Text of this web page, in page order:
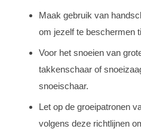
Maak gebruik van
om jezelf te beschermen
Voor het snoeien van
takkenschaar of
snoeischaar.
Let op de groeipatronen
volgens deze richtlijnen